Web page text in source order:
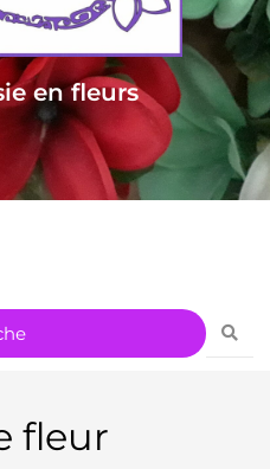
en fleurs
fleur